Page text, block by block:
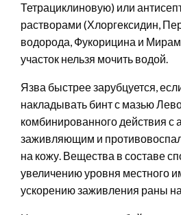
Тетрациклиновую) или
растворами (Хлоргексидин,
водорода, Фукорицина и
участок нельзя мочить водой.
Язва быстрее зарубцуется,
накладывать бинт с мазью
комбинированного действия с
заживляющим и
на кожу. Вещества в составе
увеличению уровня местного
ускорению заживления раны